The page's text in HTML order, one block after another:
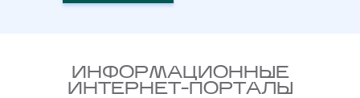
ИНФОРМАЦИОННЫЕ
ИНТЕРНЕТ-ПОРТАЛЫ